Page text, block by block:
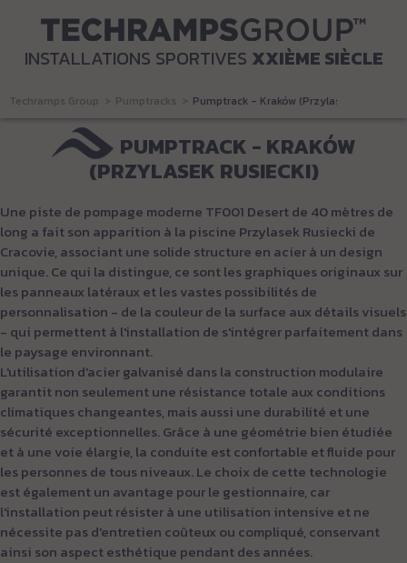
INSTALLATIONS SPORTIVES XXIÈME SIÈCLE
Techramps Group Pumptracks Pumptrack - Kraków (Przylasek Rusiecki)
PUMPTRACK - KRAKÓW
(PRZYLASEK RUSIECKI)
Une piste de pompage moderne TF001 Desert de 40 mètres de
long a fait son apparition à la piscine Przylasek Rusiecki de
Cracovie, associant une solide structure en acier à un design
unique. Ce qui la distingue, ce sont les graphiques originaux sur
les panneaux latéraux et les vastes possibilités de
personnalisation - de la couleur de la surface aux détails visuels
- qui permettent à l'installation de s'intégrer parfaitement dans
le paysage environnant.
L'utilisation d'acier galvanisé dans la construction modulaire
garantit non seulement une résistance totale aux conditions
climatiques changeantes, mais aussi une durabilité et une
sécurité exceptionnelles. Grâce à une géométrie bien étudiée
et à une voie élargie, la conduite est confortable et fluide pour
les personnes de tous niveaux. Le choix de cette technologie
est également un avantage pour le gestionnaire, car
l'installation peut résister à une utilisation intensive et ne
nécessite pas d'entretien coûteux ou compliqué, conservant
ainsi son aspect esthétique pendant des années.